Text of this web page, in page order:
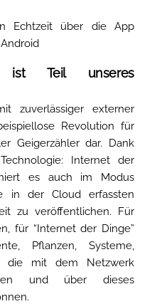
Echtzeit über die App
ist Teil unseres
zuverlässiger externer
Revolution für
Geigerzähler dar. Dank
Internet der
es auch im Modus
in der Cloud erfassten
zu veröffentlichen. Für
für “Internet der Dinge”
Pflanzen, Systeme,
die mit dem Netzwerk
und über dieses